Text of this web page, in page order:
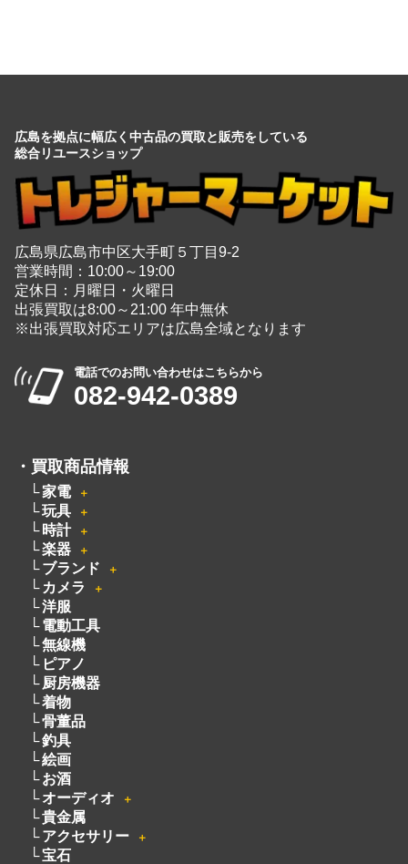
広島を拠点に幅広く中古品の買取と販売をしている
総合リユースショップ
広島県広島市中区大手町５丁目9-2
営業時間：10:00～19:00
定休日：月曜日・火曜日
出張買取は8:00～21:00 年中無休
※出張買取対応エリアは広島全域となります
電話でのお問い合わせはこちらから
082-942-0389
・ 買取商品情報
家電 ＋
玩具 ＋
時計 ＋
楽器 ＋
ブランド ＋
カメラ ＋
洋服
電動工具
無線機
ピアノ
厨房機器
着物
骨董品
釣具
絵画
お酒
オーディオ
＋
貴金属
アクセサリー
＋
宝石